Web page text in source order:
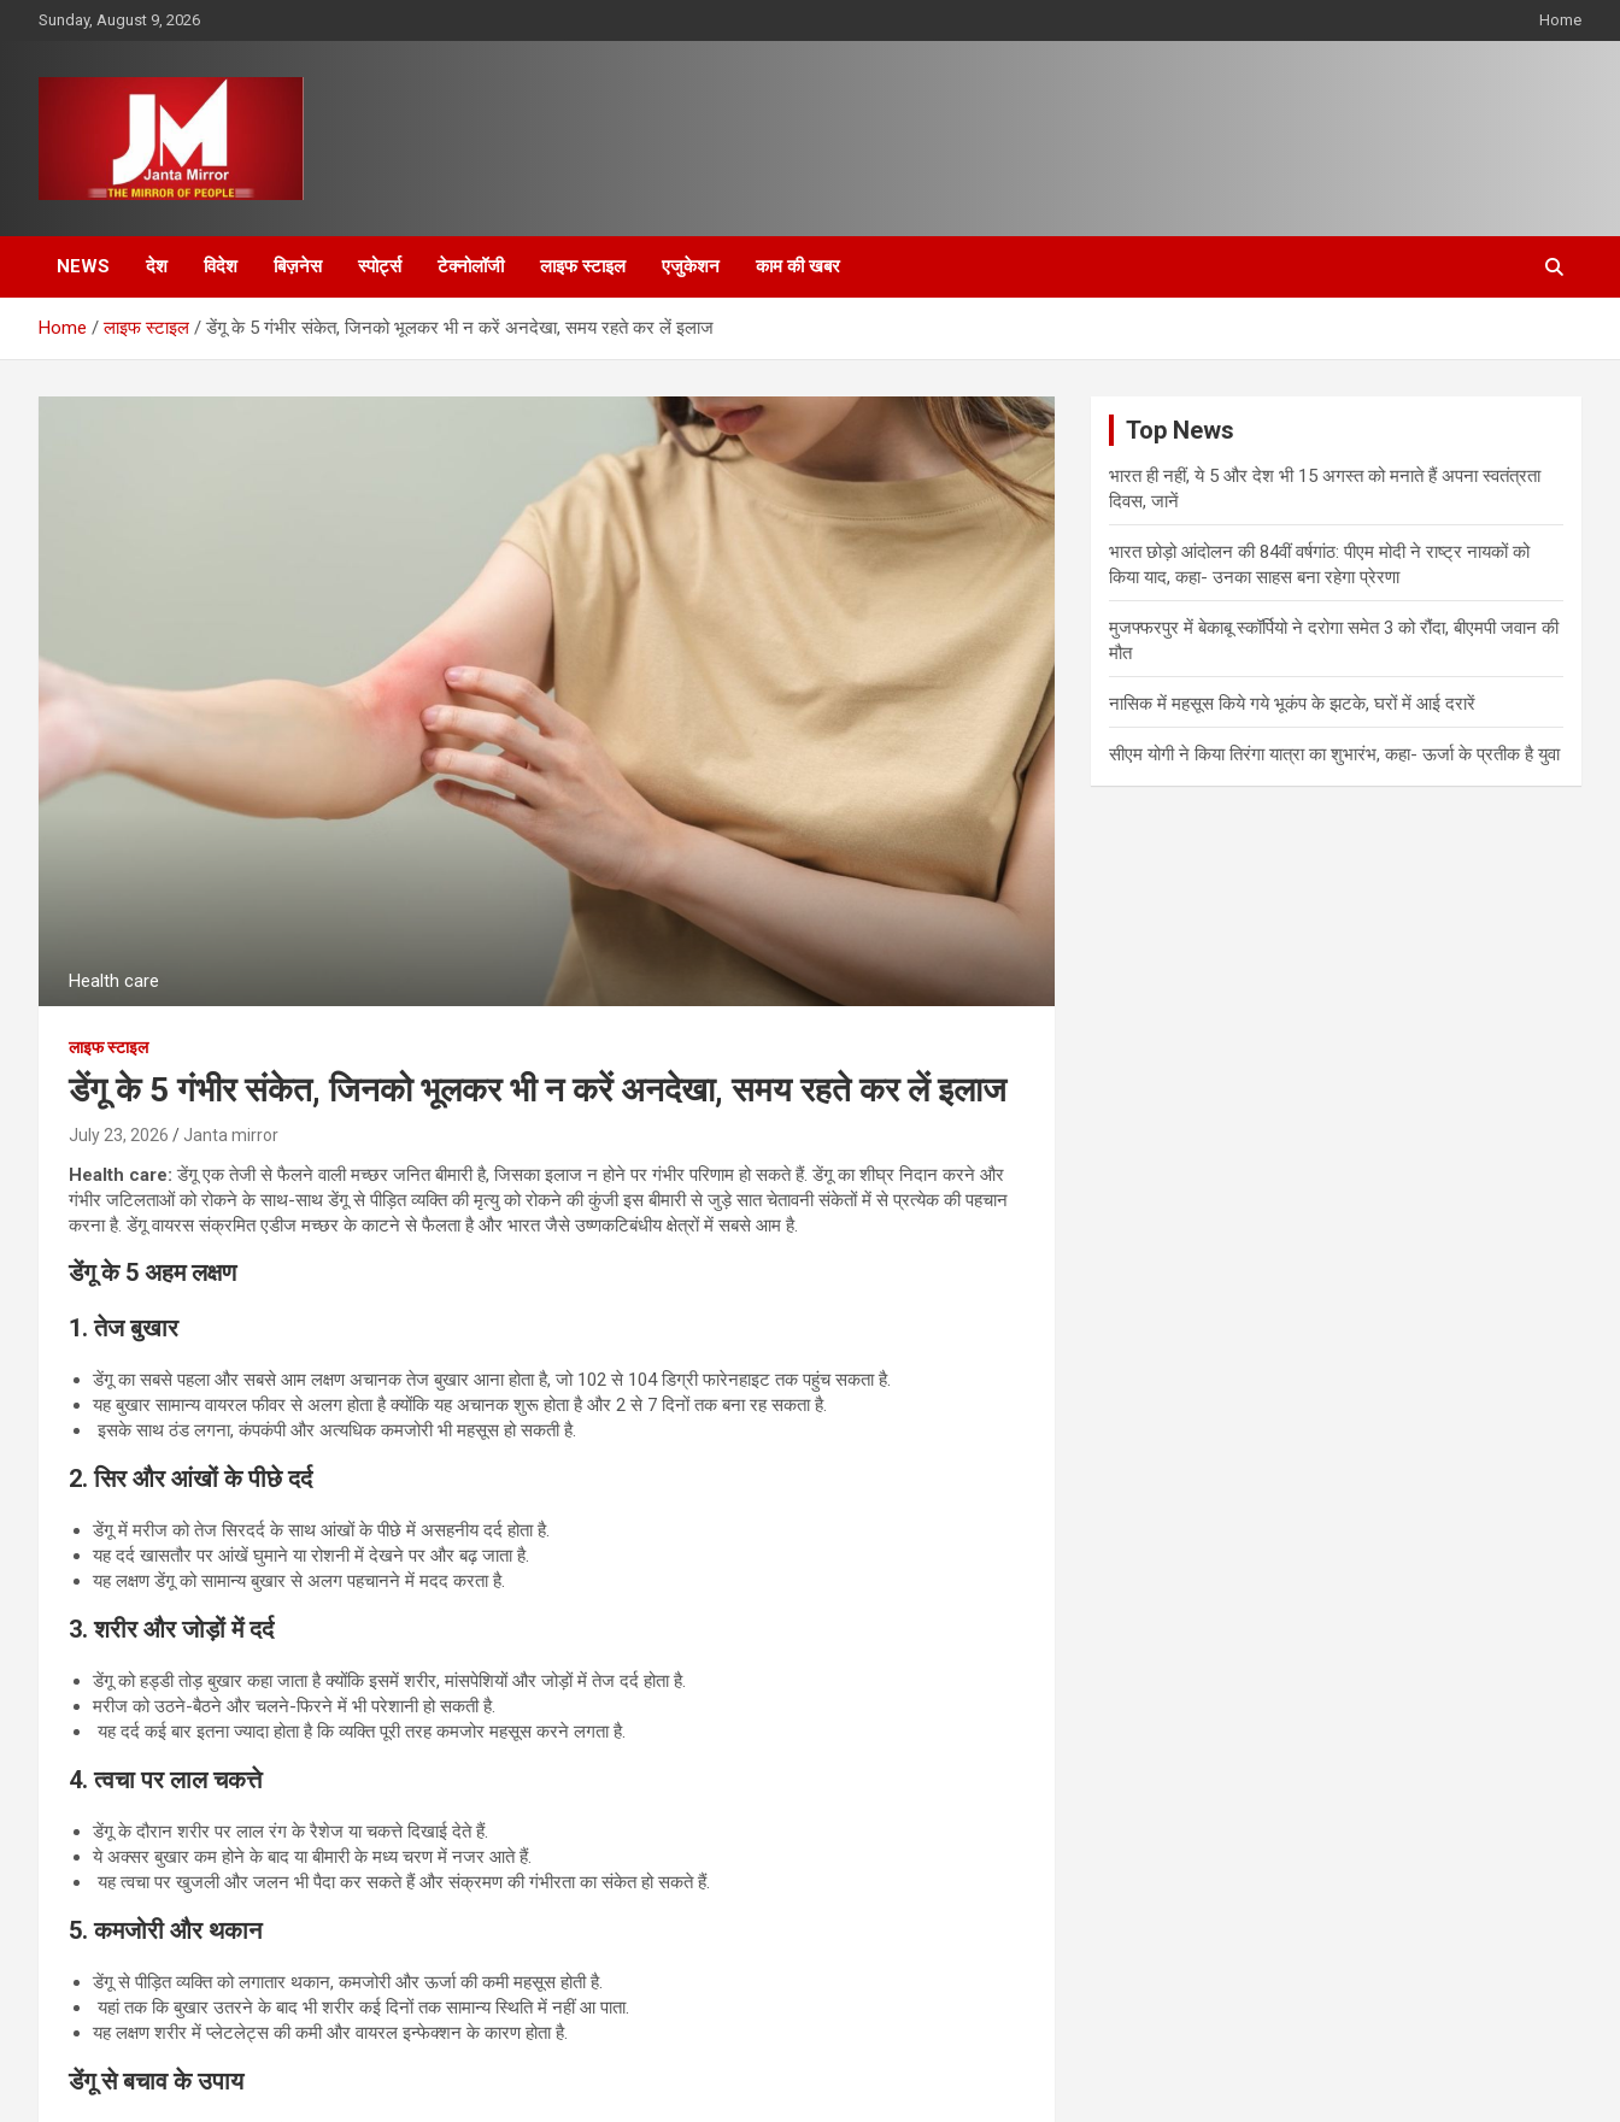
Sunday, August 9, 2026 Home
Janta Mirror
NEWS देश विदेश बिज़नेस स्पोर्ट्स टेक्नोलॉजी लाइफ स्टाइल एजुकेशन काम की खबर
Home लाइफ स्टाइल डेंगू के 5 गंभीर संकेत, जिनको भूलकर भी न करें अनदेखा, समय रहते कर लें इलाज
Health care
लाइफ स्टाइल
डेंगू के 5 गंभीर संकेत, जिनको भूलकर भी न करें अनदेखा, समय रहते कर लें इलाज
July 23, 2026 Janta mirror
Health care:डेंगू एक तेजी से फैलने वाली मच्छर जनित बीमारी है, जिसका इलाज न होने पर गंभीर परिणाम हो सकते हैं. डेंगू का शीघ्र निदान करने और
गंभीर जटिलताओं को रोकने के साथ-साथ डेंगू से पीड़ित व्यक्ति की मृत्यु को रोकने की कुंजी इस बीमारी से जुड़े सात चेतावनी संकेतों में से प्रत्येक की पहचान
करना है. डेंगू वायरस संक्रमित एडीज मच्छर के काटने से फैलता है और भारत जैसे उष्णकटिबंधीय क्षेत्रों में सबसे आम है.
डेंगू के 5 अहम लक्षण
1. तेज बुखार
डेंगू का सबसे पहला और सबसे आम लक्षण अचानक तेज बुखार आना होता है, जो 102 से 104 डिग्री फारेनहाइट तक पहुंच सकता है.
यह बुखार सामान्य वायरल फीवर से अलग होता है क्योंकि यह अचानक शुरू होता है और 2 से 7 दिनों तक बना रह सकता है.
इसके साथ ठंड लगना, कंपकंपी और अत्यधिक कमजोरी भी महसूस हो सकती है.
2. सिर और आंखों के पीछे दर्द
डेंगू में मरीज को तेज सिरदर्द के साथ आंखों के पीछे में असहनीय दर्द होता है.
यह दर्द खासतौर पर आंखें घुमाने या रोशनी में देखने पर और बढ़ जाता है.
यह लक्षण डेंगू को सामान्य बुखार से अलग पहचानने में मदद करता है.
3. शरीर और जोड़ों में दर्द
डेंगू को हड्डी तोड़ बुखार कहा जाता है क्योंकि इसमें शरीर, मांसपेशियों और जोड़ों में तेज दर्द होता है.
मरीज को उठने-बैठने और चलने-फिरने में भी परेशानी हो सकती है.
यह दर्द कई बार इतना ज्यादा होता है कि व्यक्ति पूरी तरह कमजोर महसूस करने लगता है.
4. त्वचा पर लाल चकत्ते
डेंगू के दौरान शरीर पर लाल रंग के रैशेज या चकत्ते दिखाई देते हैं.
ये अक्सर बुखार कम होने के बाद या बीमारी के मध्य चरण में नजर आते हैं.
यह त्वचा पर खुजली और जलन भी पैदा कर सकते हैं और संक्रमण की गंभीरता का संकेत हो सकते हैं.
5. कमजोरी और थकान
डेंगू से पीड़ित व्यक्ति को लगातार थकान, कमजोरी और ऊर्जा की कमी महसूस होती है.
यहां तक कि बुखार उतरने के बाद भी शरीर कई दिनों तक सामान्य स्थिति में नहीं आ पाता.
यह लक्षण शरीर में प्लेटलेट्स की कमी और वायरल इन्फेक्शन के कारण होता है.
डेंगू से बचाव के उपाय
Top News
भारत ही नहीं, ये 5 और देश भी 15 अगस्त को मनाते हैं अपना स्वतंत्रता
दिवस, जानें
भारत छोड़ो आंदोलन की 84वीं वर्षगांठ: पीएम मोदी ने राष्ट्र नायकों को
किया याद, कहा- उनका साहस बना रहेगा प्रेरणा
मुजफ्फरपुर में बेकाबू स्कॉर्पियो ने दरोगा समेत 3 को रौंदा, बीएमपी जवान की
मौत
नासिक में महसूस किये गये भूकंप के झटके, घरों में आई दरारें
सीएम योगी ने किया तिरंगा यात्रा का शुभारंभ, कहा- ऊर्जा के प्रतीक है युवा